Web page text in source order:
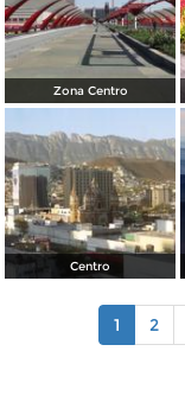
Zona Centro
Centro
1 2